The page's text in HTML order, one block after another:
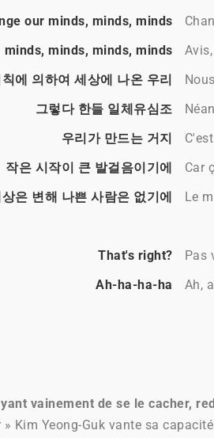
our minds, minds, minds
minds, minds, minds, minds
에 의하여 세상에 나온 우리
그렇다 한들 일체유심조
우리가 만드는 거지
작은 시작이 큰 발걸음이기에
Car
은 변해 나쁜 사람은 없기에
Le
That's right?
Pas
Ah-ha-ha-ha
Ah,
vainement de se le cacher,
Kim Yeong-Guk vante sa